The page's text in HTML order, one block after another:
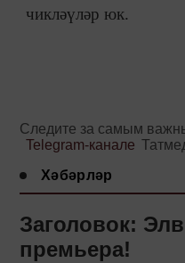
чикләүләр юк.
Следите за самым
Telegram-канале
Хәбәрләр
Заголовок:
премьера!